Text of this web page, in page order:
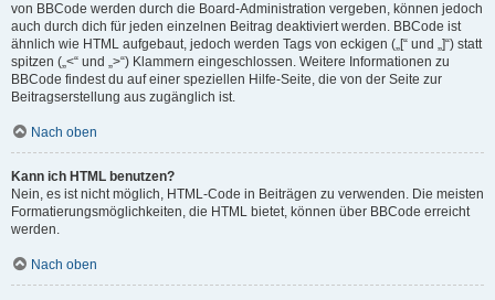
von BBCode werden durch die Board-Administration vergeben, können jedoch
auch durch dich für jeden einzelnen Beitrag deaktiviert werden. BBCode ist
ähnlich wie HTML aufgebaut, jedoch werden Tags von eckigen („[“ und „]“) statt
spitzen („<“ und „>“) Klammern eingeschlossen. Weitere Informationen zu
BBCode findest du auf einer speziellen Hilfe-Seite, die von der Seite zur
Beitragserstellung aus zugänglich ist.
Nach oben
Kann ich HTML benutzen?
Nein, es ist nicht möglich, HTML-Code in Beiträgen zu verwenden. Die meisten
Formatierungsmöglichkeiten, die HTML bietet, können über BBCode erreicht
werden.
Nach oben